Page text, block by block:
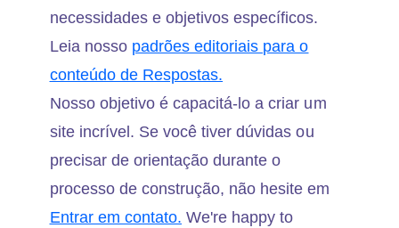
necessidades e objetivos específicos.
Leia nosso padrões editoriais para o
conteúdo de Respostas.
Nosso objetivo é capacitá-lo a criar um
site incrível. Se você tiver dúvidas ou
precisar de orientação durante o
processo de construção, não hesite em
Entrar em contato. We're happy to